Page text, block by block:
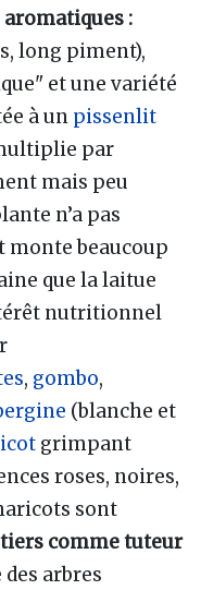
:
long piment),
et une variété
à un pissenlit
par
mais peu
n’a pas
monte beaucoup
que la laitue
nutritionnel
, gombo,
(blanche et
grimpant
roses, noires,
sont
comme tuteur
arbres